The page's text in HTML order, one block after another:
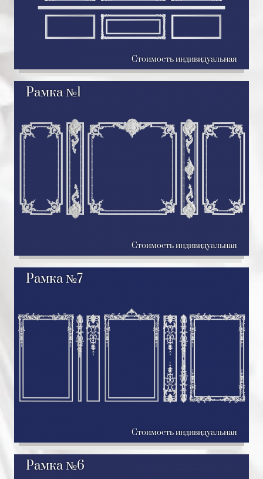
Стоимость индивидуальная
Рамка №1
Стоимость индивидуальная
Рамка №7
Стоимость индивидуальная
Рамка №6